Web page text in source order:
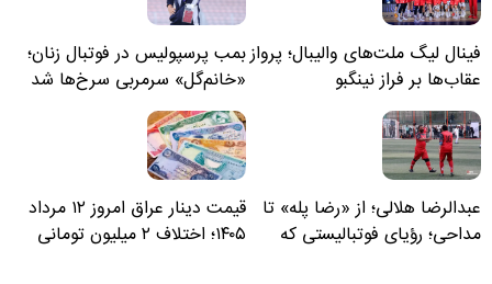
فینال لیگ ملت‌های والیبال؛ پرواز
عقاب‌ها بر فراز نینگبو
بمب پرسپولیس در فوتبال زنان؛
«خانم‌گل» سرمربی سرخ‌ها شد
عبدالرضا هلالی؛ از «رضا پله» تا
مداحی؛ رؤیای فوتبالیستی که
قیمت دینار عراق امروز ۱۲ مرداد
۱۴۰۵؛ اختلاف ۲ میلیون تومانی